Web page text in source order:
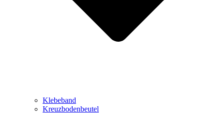
Klebeband
Kreuzbodenbeutel